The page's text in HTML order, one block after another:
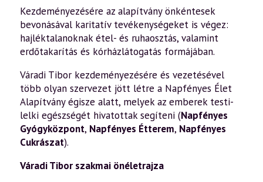
Kezdeményezésére az alapítvány önkéntesek
bevonásával karitatív tevékenységeket is végez:
hajléktalanoknak étel- és ruhaosztás, valamint
erdőtakarítás és kórházlátogatás formájában.
Váradi Tibor kezdeményezésére és vezetésével
több olyan szervezet jött létre a Napfényes Élet
Alapítvány égisze alatt, melyek az emberek testi-
lelki egészségét hivatottak segíteni (Napfényes
Gyógyközpont, Napfényes Étterem, Napfényes
Cukrászat).
Váradi Tibor szakmai önéletrajza